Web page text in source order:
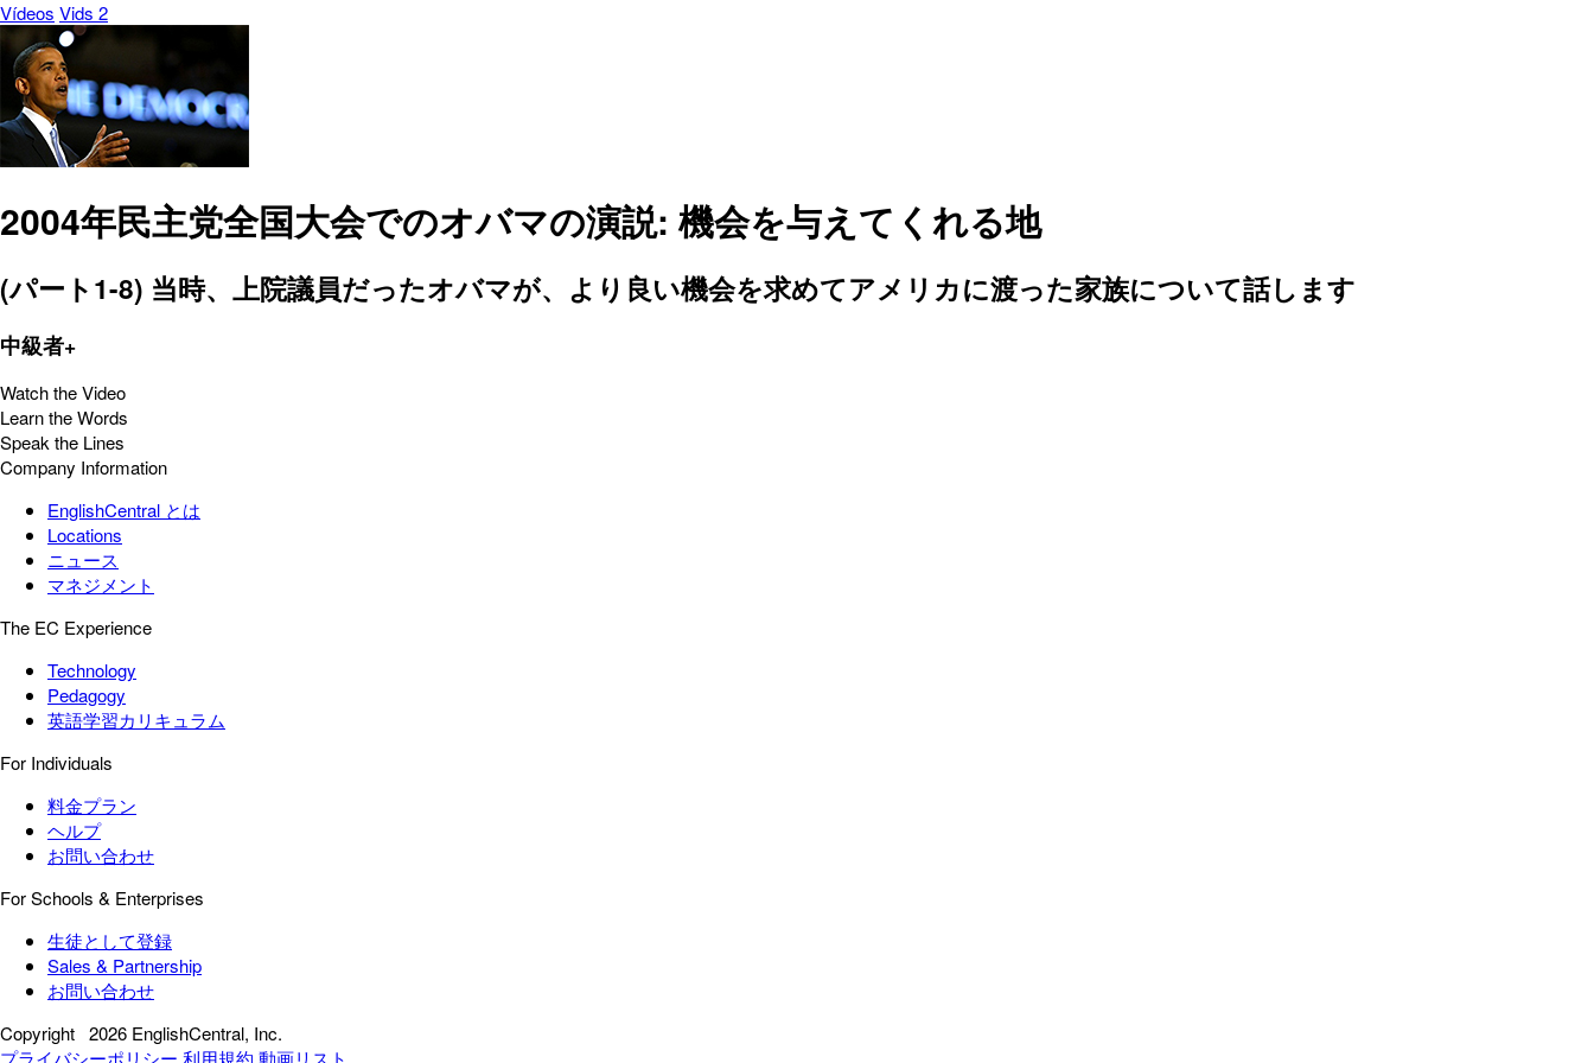
Vídeos Vids 2
2004年民主党全国大会でのオバマの演説: 機会を与えてくれる地
(パート1-8) 当時、上院議員だったオバマが、より良い機会を求めてアメリカに渡った家族について話します
中級者+
Watch the Video
Learn the Words
Speak the Lines
Company Information
EnglishCentral とは
Locations
ニュース
マネジメント
The EC Experience
Technology
Pedagogy
英語学習カリキュラム
For Individuals
料金プラン
ヘルプ
お問い合わせ
For Schools & Enterprises
生徒として登録
Sales & Partnership
お問い合わせ
Copyright 2026 EnglishCentral, Inc.